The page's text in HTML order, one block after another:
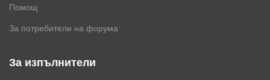
Помощ
За потребители на форума
За изпълнители